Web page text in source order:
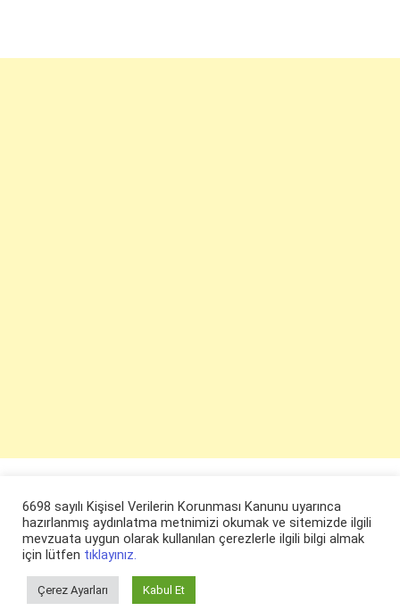
© ruyaevi.com 2022
6698 sayılı Kişisel Verilerin Korunması Kanunu uyarınca
hazırlanmış aydınlatma metnimizi okumak ve sitemizde ilgili
mevzuata uygun olarak kullanılan çerezlerle ilgili bilgi almak
için lütfen tıklayınız.
Çerez Ayarları Kabul Et